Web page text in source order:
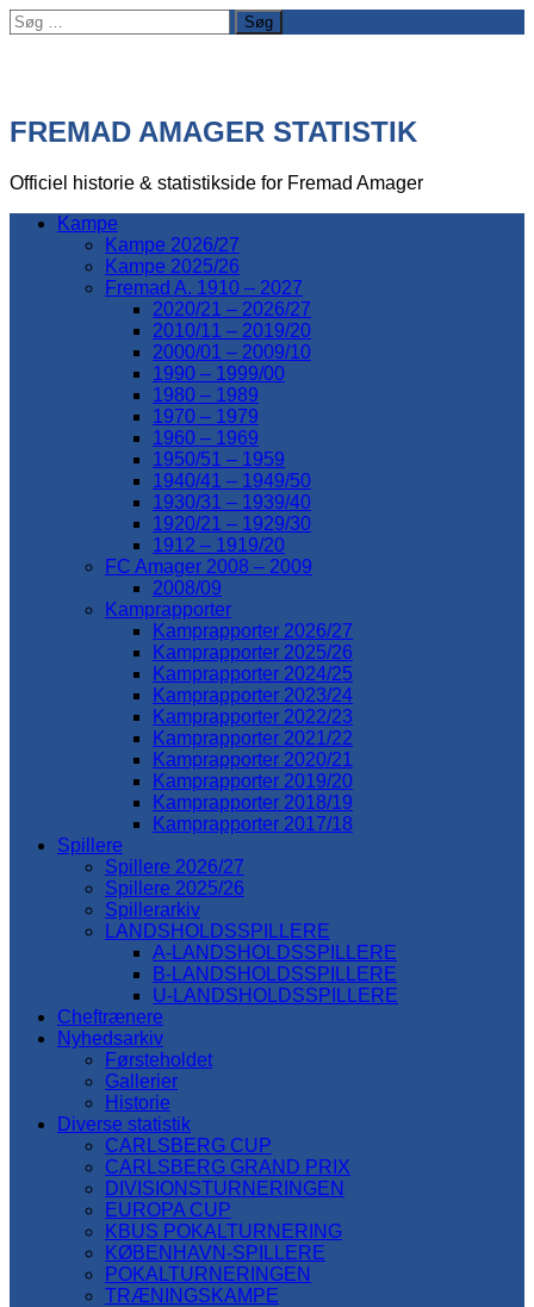
Søg
efter:
FREMAD AMAGER STATISTIK
Officiel historie & statistikside for Fremad Amager
Kampe
Kampe 2026/27
Kampe 2025/26
Fremad A. 1910 – 2027
2020/21 – 2026/27
2010/11 – 2019/20
2000/01 – 2009/10
1990 – 1999/00
1980 – 1989
1970 – 1979
1960 – 1969
1950/51 – 1959
1940/41 – 1949/50
1930/31 – 1939/40
1920/21 – 1929/30
1912 – 1919/20
FC Amager 2008 – 2009
2008/09
Kamprapporter
Kamprapporter 2026/27
Kamprapporter 2025/26
Kamprapporter 2024/25
Kamprapporter 2023/24
Kamprapporter 2022/23
Kamprapporter 2021/22
Kamprapporter 2020/21
Kamprapporter 2019/20
Kamprapporter 2018/19
Kamprapporter 2017/18
Spillere
Spillere 2026/27
Spillere 2025/26
Spillerarkiv
LANDSHOLDSSPILLERE
A-LANDSHOLDSSPILLERE
B-LANDSHOLDSSPILLERE
U-LANDSHOLDSSPILLERE
Cheftrænere
Nyhedsarkiv
Førsteholdet
Gallerier
Historie
Diverse statistik
CARLSBERG CUP
CARLSBERG GRAND PRIX
DIVISIONSTURNERINGEN
EUROPA CUP
KBUS POKALTURNERING
KØBENHAVN-SPILLERE
POKALTURNERINGEN
TRÆNINGSKAMPE